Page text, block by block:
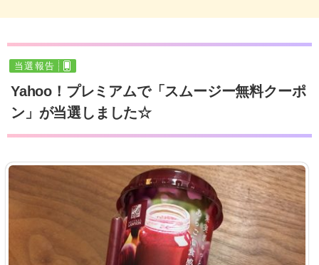
当選報告
Yahoo！プレミアムで「スムージー無料クーポ
ン」が当選しました☆